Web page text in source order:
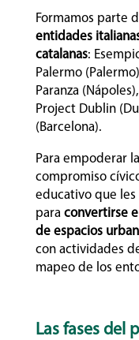
Formamos parte
entidades
catalanas:
Palermo
Paranza
Project Dublin
(Barcelona).
Para empoderar
compromiso
educativo que
para convertirse
de espacios
con actividades
mapeo de los
Las fases del